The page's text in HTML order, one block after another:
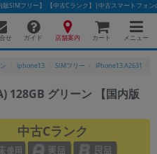
SIMフリー】 【中古Cランク】|中古スマートフォ
せ ガイド 店舗案内 カート メニュー
iphone13 SIMフリー iPhone13 A2631
128GB グリーン 【国内版
中古Cランク
切り替える